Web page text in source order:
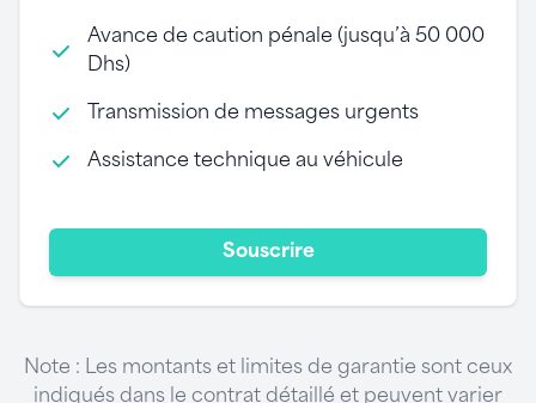
Avance de caution pénale (jusqu’à 50 000
Dhs)
Transmission de messages urgents
Assistance technique au véhicule
Souscrire
Note : Les montants et limites de garantie sont ceux
indiqués dans le contrat détaillé et peuvent varier